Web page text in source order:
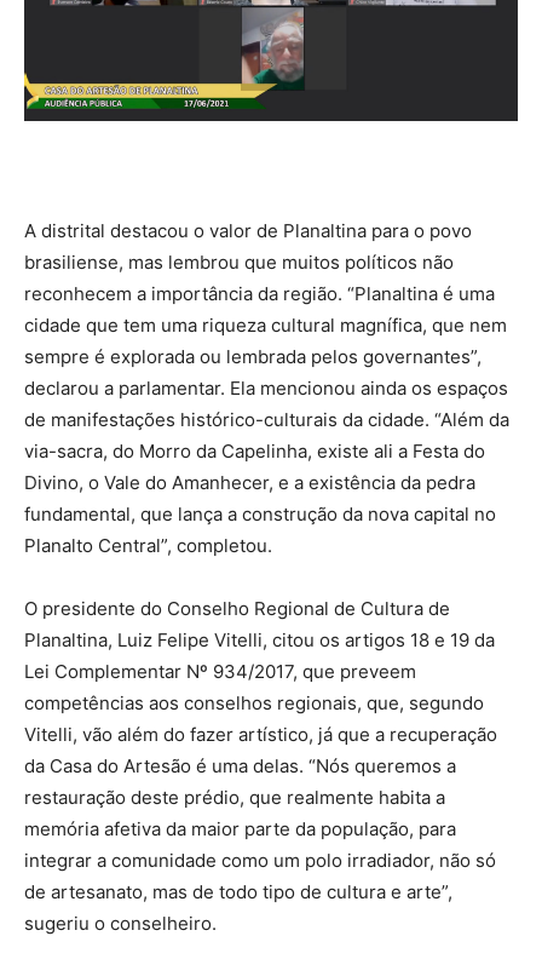
A distrital destacou o valor de Planaltina para o povo
brasiliense, mas lembrou que muitos políticos não
reconhecem a importância da região. “Planaltina é uma
cidade que tem uma riqueza cultural magnífica, que nem
sempre é explorada ou lembrada pelos governantes”,
declarou a parlamentar. Ela mencionou ainda os espaços
de manifestações histórico-culturais da cidade. “Além da
via-sacra, do Morro da Capelinha, existe ali a Festa do
Divino, o Vale do Amanhecer, e a existência da pedra
fundamental, que lança a construção da nova capital no
Planalto Central”, completou.
O presidente do Conselho Regional de Cultura de
Planaltina, Luiz Felipe Vitelli, citou os artigos 18 e 19 da
Lei Complementar Nº 934/2017, que preveem
competências aos conselhos regionais, que, segundo
Vitelli, vão além do fazer artístico, já que a recuperação
da Casa do Artesão é uma delas. “Nós queremos a
restauração deste prédio, que realmente habita a
memória afetiva da maior parte da população, para
integrar a comunidade como um polo irradiador, não só
de artesanato, mas de todo tipo de cultura e arte”,
sugeriu o conselheiro.